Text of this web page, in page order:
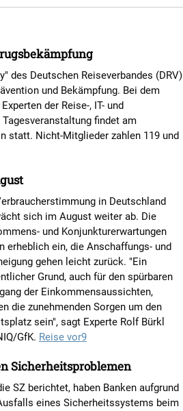
des Deutschen Reiseverbandes (DRV)
und Bekämpfung. Bei dem
der Reise-, IT- und
findet am
statt. Nicht-Mitglieder zahlen 119 und
in Deutschland
sich im August weiter ab. Die
und Konjunkturerwartungen
erheblich ein, die Anschaffungs- und
gehen leicht zurück. "Ein
Grund, auch für den spürbaren
der Einkommensaussichten,
die zunehmenden Sorgen um den
sein", sagt Experte Rolf Bürkl
GfK. Reise vor9
Sicherheitsproblemen
SZ berichtet, haben Banken aufgrund
eines Sicherheitssystems beim